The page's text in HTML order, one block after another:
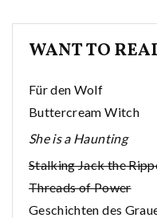
WANT TO
Für den Wolf
Buttercream Witch
She is a Haunting
Stalking Jack the
Threads of Power
Geschichten des